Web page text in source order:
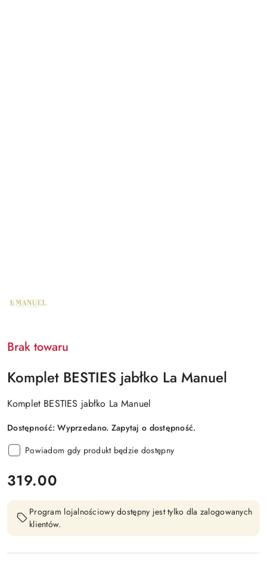
LA
MANUEL
Brak towaru
Komplet BESTIES jabłko La Manuel
Komplet BESTIES jabłko La Manuel
Dostępność:Wyprzedano. Zapytaj o dostępność.
Powiadom gdy produkt będzie dostępny
cena:
319.00
Program lojalnościowy dostępny jest tylko dla zalogowanych
klientów.